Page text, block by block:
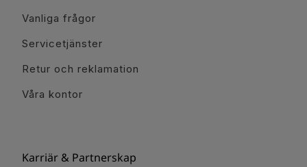
Vanliga frågor
Servicetjänster
Retur och reklamation
Våra kontor
Karriär & Partnerskap